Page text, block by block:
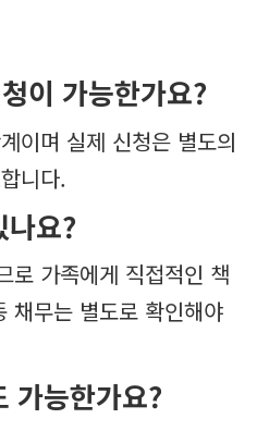
이 가능한가요?
이며 실제 신청은 별도의
니다.
나요?
로 가족에게 직접적인 책
채무는 별도로 확인해야
가능한가요?